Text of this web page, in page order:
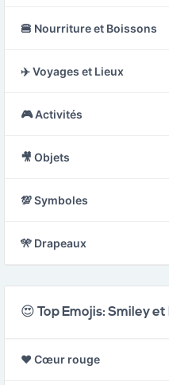
🍔 Nourriture et Boissons
✈️ Voyages et Lieux
🎮 Activités
🎥 Objets
💯 Symboles
🎌 Drapeaux
😍 Top Emojis: Smiley
❤️ Cœur rouge